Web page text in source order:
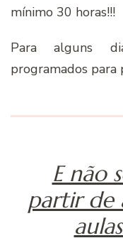
mínimo 30 horas!!!
Para alguns
programados para
E não
partir de